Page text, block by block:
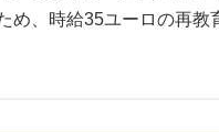
め、時給35ユーロの再教